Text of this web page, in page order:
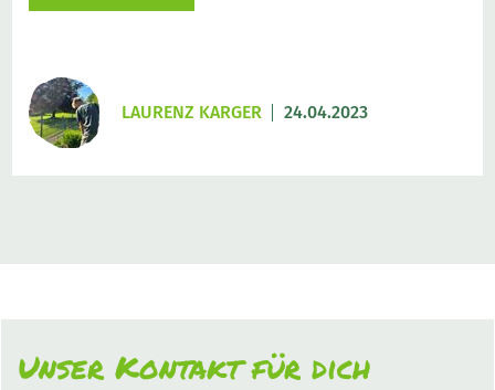
LAURENZ KARGER 24.04.2023
Unser Kontakt für dich